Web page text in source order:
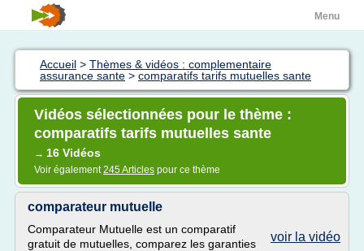
Menu
Accueil > Thèmes & vidéos : complementaire
assurance sante > comparatifs tarifs mutuelles sante
Vidéos sélectionnées pour le thème :
comparatifs tarifs mutuelles sante
→ 16 Vidéos
Voir également245 Articles pour ce thème
comparateur mutuelle
voir la vidéo
Comparateur Mutuelle est un comparatif
gratuit de mutuelles, comparez les garanties